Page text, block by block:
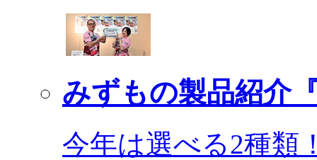
みずもの製品紹介
今年は選べる2種類